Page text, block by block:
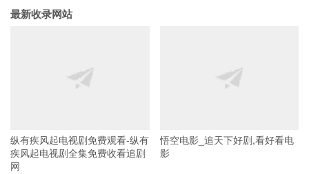
最新收录网站
纵有疾风起电视剧免费观看-纵有
疾风起电视剧全集免费收看追剧
网
悟空电影_追天下好剧,看好看电
影